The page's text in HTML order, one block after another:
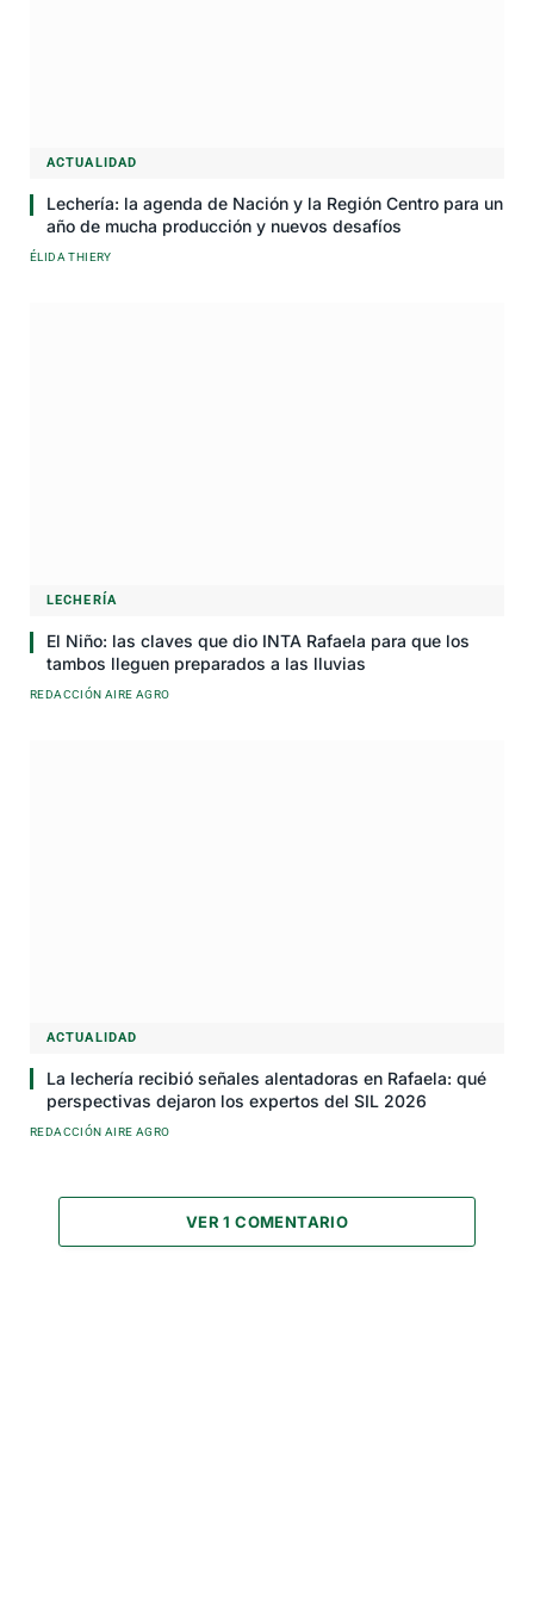
ACTUALIDAD
Lechería: la agenda de Nación y la Región Centro para un
año de mucha producción y nuevos desafíos
ÉLIDA THIERY
LECHERÍA
El Niño: las claves que dio INTA Rafaela para que los
tambos lleguen preparados a las lluvias
REDACCIÓN AIRE AGRO
ACTUALIDAD
La lechería recibió señales alentadoras en Rafaela: qué
perspectivas dejaron los expertos del SIL 2026
REDACCIÓN AIRE AGRO
VER 1 COMENTARIO